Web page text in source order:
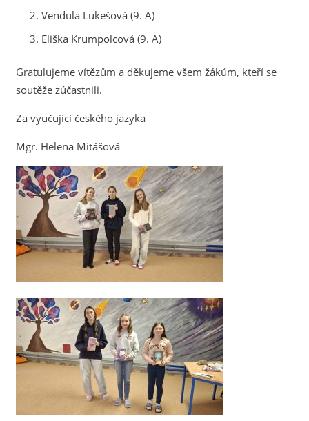
Vendula Lukešová (9. A)
Eliška Krumpolcová (9. A)
Gratulujeme vítězům a děkujeme všem žákům, kteří se
soutěže zúčastnili.
Za vyučující českého jazyka
Mgr. Helena Mitášová